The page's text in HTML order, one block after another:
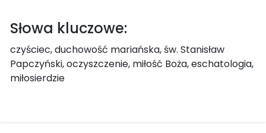
Słowa kluczowe:
czyściec, duchowość mariańska, św. Stanisław
Papczyński, oczyszczenie, miłość Boża, eschatologia,
miłosierdzie